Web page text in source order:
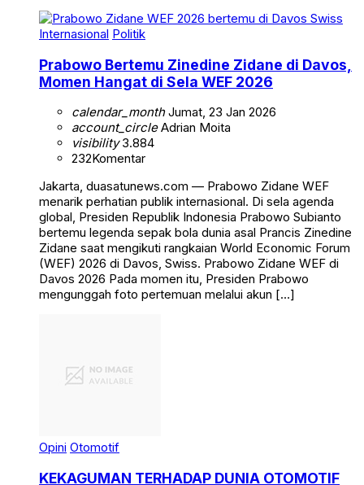
Internasional Politik
Prabowo Bertemu Zinedine Zidane di Davos,
Momen Hangat di Sela WEF 2026
calendar_monthJumat, 23 Jan 2026
account_circleAdrian Moita
visibility3.884
232Komentar
Jakarta, duasatunews.com — Prabowo Zidane WEF
menarik perhatian publik internasional. Di sela agenda
global, Presiden Republik Indonesia Prabowo Subianto
bertemu legenda sepak bola dunia asal Prancis Zinedine
Zidane saat mengikuti rangkaian World Economic Forum
(WEF) 2026 di Davos, Swiss. Prabowo Zidane WEF di
Davos 2026 Pada momen itu, Presiden Prabowo
mengunggah foto pertemuan melalui akun […]
Opini Otomotif
KEKAGUMAN TERHADAP DUNIA OTOMOTIF